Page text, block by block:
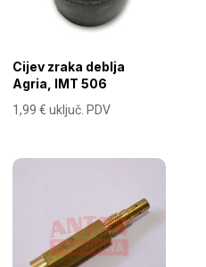
Cijev zraka deblja
Agria, IMT 506
1,99€ uključ. PDV